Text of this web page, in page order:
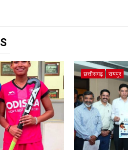
छत्तीसगढ़ रायपुर